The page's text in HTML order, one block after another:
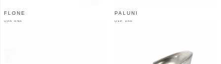
FLONE
¥62,370
PALUNI
¥ 15,400